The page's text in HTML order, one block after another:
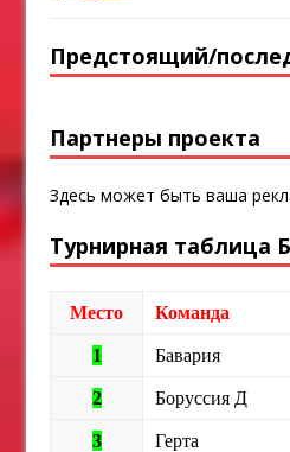
Предстоящий/
Партнеры проекта
Здесь может быть ваша
Турнирная таблица
Место Команда
1 Бавария
2 Боруссия Д
3 Герта